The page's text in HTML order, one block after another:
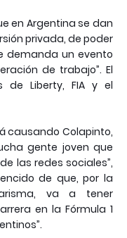
en Argentina se dan
privada, de poder
demanda un evento
de trabajo”. El
de Liberty, FIA y el
causando Colapinto,
gente joven que
las redes sociales”,
de que, por la
va a tener
en la Fórmula 1